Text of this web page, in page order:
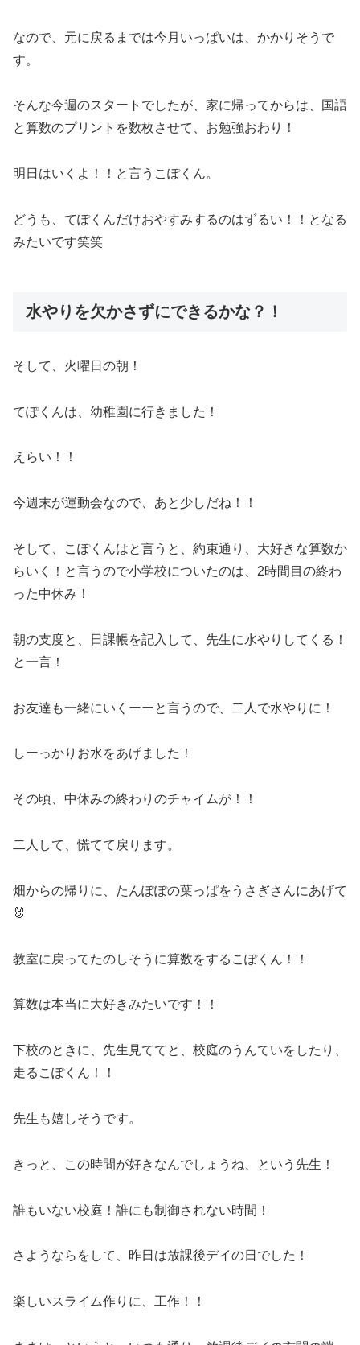
なので、元に戻るまでは今月いっぱいは、かかりそうで
す。
そんな今週のスタートでしたが、家に帰ってからは、国語
と算数のプリントを数枚させて、お勉強おわり！
明日はいくよ！！と言うこぽくん。
どうも、てぽくんだけおやすみするのはずるい！！となる
みたいです笑笑
水やりを欠かさずにできるかな？！
そして、火曜日の朝！
てぽくんは、幼稚園に行きました！
えらい！！
今週末が運動会なので、あと少しだね！！
そして、こぽくんはと言うと、約束通り、大好きな算数か
らいく！と言うので小学校についたのは、2時間目の終わ
った中休み！
朝の支度と、日課帳を記入して、先生に水やりしてくる！
と一言！
お友達も一緒にいくーーと言うので、二人で水やりに！
しーっかりお水をあげました！
その頃、中休みの終わりのチャイムが！！
二人して、慌てて戻ります。
畑からの帰りに、たんぽぽの葉っぱをうさぎさんにあげて
🐰
教室に戻ってたのしそうに算数をするこぽくん！！
算数は本当に大好きみたいです！！
下校のときに、先生見ててと、校庭のうんていをしたり、
走るこぽくん！！
先生も嬉しそうです。
きっと、この時間が好きなんでしょうね、という先生！
誰もいない校庭！誰にも制御されない時間！
さようならをして、昨日は放課後デイの日でした！
楽しいスライム作りに、工作！！